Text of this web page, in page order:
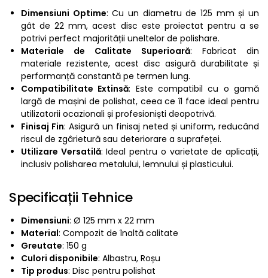
Dimensiuni Optime: Cu un diametru de 125 mm și un
gât de 22 mm, acest disc este proiectat pentru a se
potrivi perfect majorității uneltelor de polishare.
Materiale de Calitate Superioară: Fabricat din
materiale rezistente, acest disc asigură durabilitate și
performanță constantă pe termen lung.
Compatibilitate Extinsă: Este compatibil cu o gamă
largă de mașini de polishat, ceea ce îl face ideal pentru
utilizatorii ocazionali și profesioniști deopotrivă.
Finisaj Fin: Asigură un finisaj neted și uniform, reducând
riscul de zgârietură sau deteriorare a suprafeței.
Utilizare Versatilă: Ideal pentru o varietate de aplicații,
inclusiv polisharea metalului, lemnului și plasticului.
Specificații Tehnice
Dimensiuni: Ø 125 mm x 22 mm
Material: Compozit de înaltă calitate
Greutate: 150 g
Culori disponibile: Albastru, Roșu
Tip produs: Disc pentru polishat